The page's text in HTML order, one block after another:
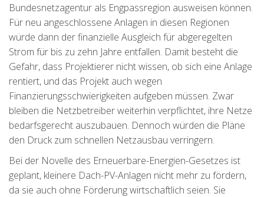
Bundesnetzagentur als Engpassregion ausweisen können.
Für neu angeschlossene Anlagen in diesen Regionen
würde dann der finanzielle Ausgleich für abgeregelten
Strom für bis zu zehn Jahre entfallen. Damit besteht die
Gefahr, dass Projektierer nicht wissen, ob sich eine Anlage
rentiert, und das Projekt auch wegen
Finanzierungsschwierigkeiten aufgeben müssen. Zwar
bleiben die Netzbetreiber weiterhin verpflichtet, ihre Netze
bedarfsgerecht auszubauen. Dennoch würden die Pläne
den Druck zum schnellen Netzausbau verringern.
Bei der Novelle des Erneuerbare-Energien-Gesetzes ist
geplant, kleinere Dach-PV-Anlagen nicht mehr zu fördern,
da sie auch ohne Förderung wirtschaftlich seien. Sie